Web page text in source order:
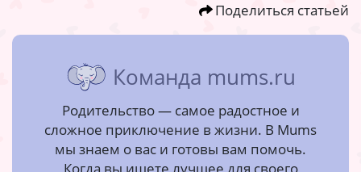
Поделиться статьей
Команда mums.ru
Родительство — самое радостное и
сложное приключение в жизни. В Mums
мы знаем о вас и готовы вам помочь.